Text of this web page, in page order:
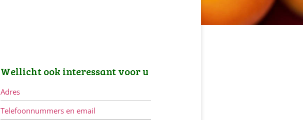
Wellicht ook interessant voor u
Adres
Telefoonnummers en email